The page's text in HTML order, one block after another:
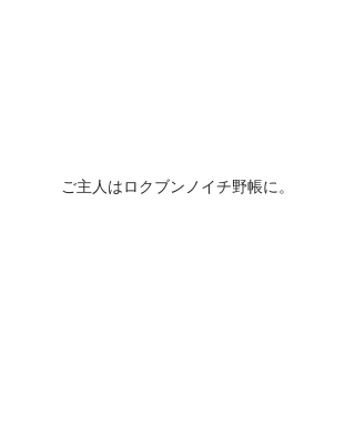
ご主人はロクブンノイチ野帳に。